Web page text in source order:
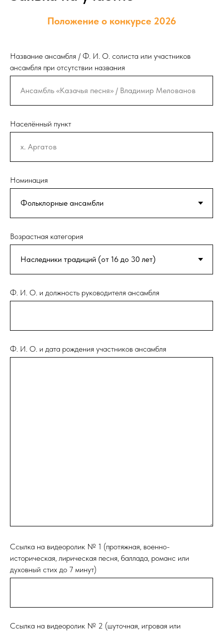
Положение о конкурсе 2026
Название ансамбля / Ф. И. О. солиста или участников
ансамбля при отсутствии названия
Населённый пункт
Номинация
Возрастная категория
Ф. И. О. и должность руководителя ансамбля
Ф. И. О. и дата рождения участников ансамбля
Ссылка на видеоролик № 1 (протяжная, военно-
историческая, лирическая песня, баллада, романс или
духовный стих до 7 минут)
Ссылка на видеоролик № 2 (шуточная, игровая или